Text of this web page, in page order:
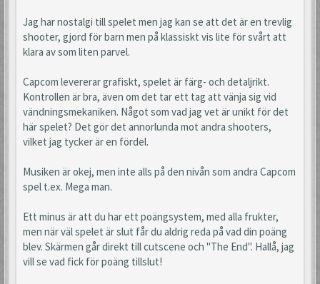
Jag har nostalgi till spelet men jag kan se att det är en trevlig
shooter, gjord för barn men på klassiskt vis lite för svårt att
klara av som liten parvel.
Capcom levererar grafiskt, spelet är färg- och detaljrikt.
Kontrollen är bra, även om det tar ett tag att vänja sig vid
vändningsmekaniken. Något som vad jag vet är unikt för det
här spelet? Det gör det annorlunda mot andra shooters,
vilket jag tycker är en fördel.
Musiken är okej, men inte alls på den nivån som andra Capcom
spel t.ex. Mega man.
Ett minus är att du har ett poängsystem, med alla frukter,
men när väl spelet är slut får du aldrig reda på vad din poäng
blev. Skärmen går direkt till cutscene och "The End". Hallå, jag
vill se vad fick för poäng tillslut!